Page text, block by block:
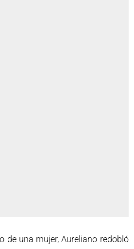
de una mujer, Aureliano redobló